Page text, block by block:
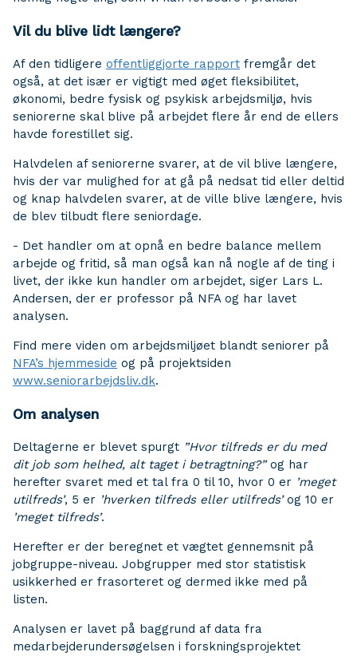
Vil du blive lidt længere?
Af den tidligere offentliggjorte rapport fremgår det
også, at det især er vigtigt med øget fleksibilitet,
økonomi, bedre fysisk og psykisk arbejdsmiljø, hvis
seniorerne skal blive på arbejdet flere år end de ellers
havde forestillet sig.
Halvdelen af seniorerne svarer, at de vil blive længere,
hvis der var mulighed for at gå på nedsat tid eller deltid
og knap halvdelen svarer, at de ville blive længere, hvis
de blev tilbudt flere seniordage.
- Det handler om at opnå en bedre balance mellem
arbejde og fritid, så man også kan nå nogle af de ting i
livet, der ikke kun handler om arbejdet, siger Lars L.
Andersen, der er professor på NFA og har lavet
analysen.
Find mere viden om arbejdsmiljøet blandt seniorer på
NFA’s hjemmeside og på projektsiden
www.seniorarbejdsliv.dk.
Om analysen
Deltagerne er blevet spurgt ”Hvor tilfreds er du med
dit job som helhed, alt taget i betragtning?”og har
herefter svaret med et tal fra 0 til 10, hvor 0 er ’meget
utilfreds’, 5 er ’hverken tilfreds eller utilfreds’og 10 er
’meget tilfreds’.
Herefter er der beregnet et vægtet gennemsnit på
jobgruppe-niveau. Jobgrupper med stor statistisk
usikkerhed er frasorteret og dermed ikke med på
listen.
Analysen er lavet på baggrund af data fra
medarbejderundersøgelsen i forskningsprojektet